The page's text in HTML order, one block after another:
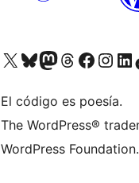
Visita nuestra cuenta de X (anteriormente Twitter)
Visita nuestra cuenta de Bluesky
Visita nuestra cuenta de Mastodon
Visita nuestra cuenta de Threads
Visita nuestra página
Visita nuestra
Visita
El código es poesía.
The WordPress®
WordPress Foundation.